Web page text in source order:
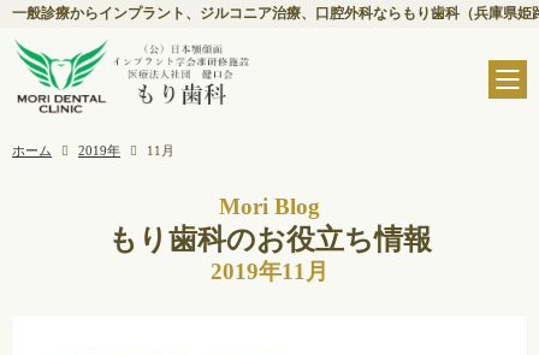
一般診療からインプラント、ジルコニア治療、口腔外科ならもり歯科（兵庫県姫
ホーム 2019年 11月
Mori Blog
もり歯科のお役立ち情報
2019年11月